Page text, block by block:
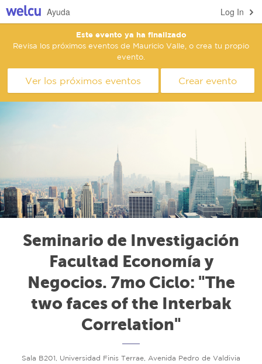
Log In
Ayuda
Este evento ya ha finalizado
Revisa los próximos eventos de Mauricio Valle, o crea tu propio
evento.
Ver los próximos eventos Crear evento
Seminario de Investigación
Facultad Economía y
Negocios. 7mo Ciclo: "The
two faces of the Interbak
Correlation"
Sala B201, Universidad Finis Terrae, Avenida Pedro de Valdivia